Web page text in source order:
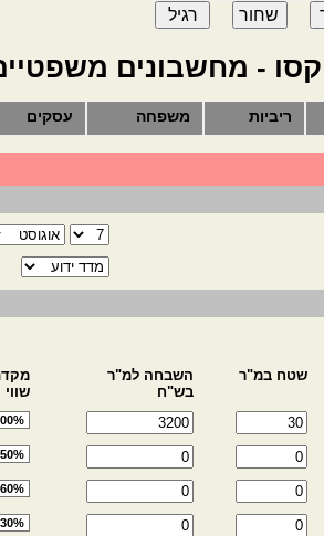
- מחשבונים
ריביות משפחה עסקים
שווי
השבחה למ"ר
בש"ח
שטח במ"ר